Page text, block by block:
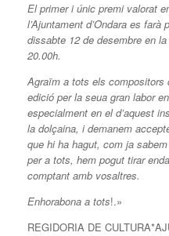
El primer i únic premi valorat
l’Ajuntament d’Ondara es
dissabte 12 de desembre en
20.00h.
Agraïm a tots els compositors
edició per la seua gran labor
especialment en el d’aquest
la dolçaina, i demanem
que hi ha hagut, com ja
per a tots, hem pogut tirar
comptant amb vosaltres.
Enhorabona a tots!.»
REGIDORIA DE